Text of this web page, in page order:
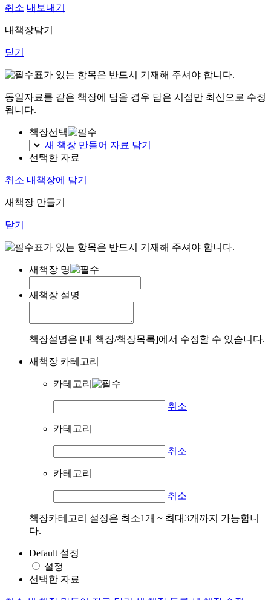
취소 내보내기
내책장담기
닫기
표가 있는 항목은 반드시 기재해 주셔야 합니다.
동일자료를 같은 책장에 담을 경우 담은 시점만 최신으로 수정
됩니다.
책장선택
새 책장 만들어 자료 담기
선택한 자료
취소 내책장에 담기
새책장 만들기
닫기
표가 있는 항목은 반드시 기재해 주셔야 합니다.
새책장 명
새책장 설명
책장설명은 [내 책장/책장목록]에서 수정할 수 있습니다.
새책장 카테고리
카테고리
취소
카테고리
취소
카테고리
취소
책장카테고리 설정은 최소1개 ~ 최대3개까지 가능합니
다.
Default 설정
설정
선택한 자료